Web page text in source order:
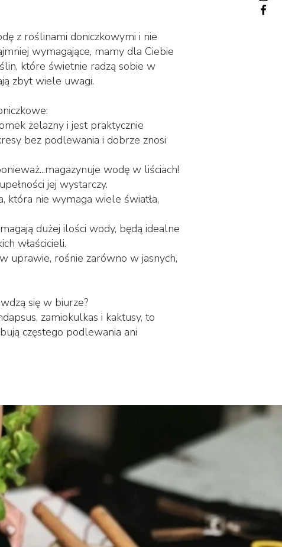
z roślinami doniczkowymi i nie
wymagające, mamy dla Ciebie
które świetnie radzą sobie w
zbyt wiele uwagi.
żelazny i jest praktycznie
bez podlewania i dobrze znosi
wodę w liściach!
jej wystarczy.
która nie wymaga wiele światła,
dużej ilości wody, będą idealne
właścicieli.
uprawie, rośnie zarówno w jasnych,
się w biurze?
zamiokulkas i kaktusy, to
częstego podlewania ani